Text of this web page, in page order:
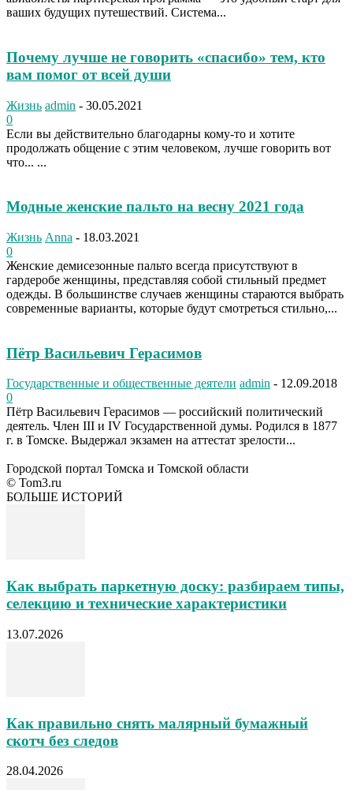
ваших будущих путешествий. Система...
Почему лучше не говорить «спасибо» тем, кто
вам помог от всей души
Жизнь admin - 30.05.2021
0
Если вы действительно благодарны кому-то и хотите
продолжать общение с этим человеком, лучше говорить вот
что... ...
Модные женские пальто на весну 2021 года
Жизнь Anna - 18.03.2021
0
Женские демисезонные пальто всегда присутствуют в
гардеробе женщины, представляя собой стильный предмет
одежды. В большинстве случаев женщины стараются выбрать
современные варианты, которые будут смотреться стильно,...
Пётр Васильевич Герасимов
Государственные и общественные деятели admin - 12.09.2018
0
Пётр Васильевич Герасимов — российский политический
деятель. Член III и IV Государственной думы. Родился в 1877
г. в Томске. Выдержал экзамен на аттестат зрелости...
Городской портал Томска и Томской области
© Tom3.ru
БОЛЬШЕ ИСТОРИЙ
Как выбрать паркетную доску: разбираем типы,
селекцию и технические характеристики
13.07.2026
Как правильно снять малярный бумажный
скотч без следов
28.04.2026